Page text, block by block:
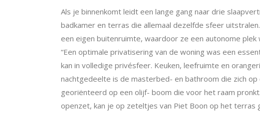
Als je binnenkomt leidt een lange gang naar drie
badkamer en terras die allemaal dezelfde sfeer
een eigen buitenruimte, waardoor ze een autonome
“Een optimale privatisering van de woning was een
kan in volledige privésfeer. Keuken, leefruimte en oran
nachtgedeelte is de masterbed- en bathroom die zich
georiënteerd op een olijf- boom die voor het raam
openzet, kan je op zeteltjes van Piet Boon op het terras